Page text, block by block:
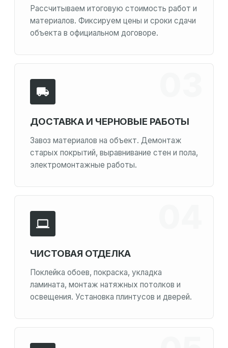
Рассчитываем итоговую стоимость работ и
материалов. Фиксируем цены и сроки сдачи
объекта в официальном договоре.
ДОСТАВКА И ЧЕРНОВЫЕ РАБОТЫ
Завоз материалов на объект. Демонтаж
старых покрытий, выравнивание стен и пола,
электромонтажные работы.
ЧИСТОВАЯ ОТДЕЛКА
Поклейка обоев, покраска, укладка
ламината, монтаж натяжных потолков и
освещения. Установка плинтусов и дверей.